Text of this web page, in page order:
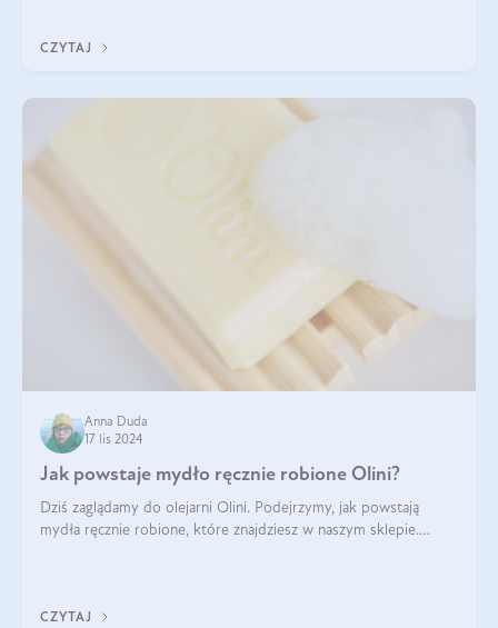
CZYTAJ
Anna Duda
17 lis 2024
Jak powstaje mydło ręcznie robione Olini?
Dziś zaglądamy do olejarni Olini. Podejrzymy, jak powstają
mydła ręcznie robione, które znajdziesz w naszym sklepie.
CZYTAJ